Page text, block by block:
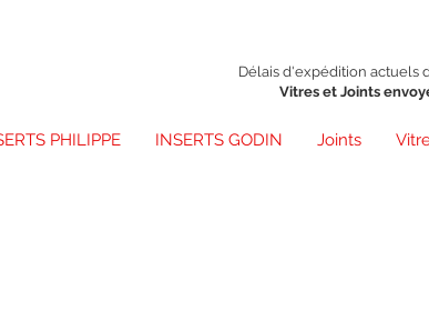
Délais d'expédition actuels
Vitres et Joints
PHILIPPE INSERTS GODIN Joints